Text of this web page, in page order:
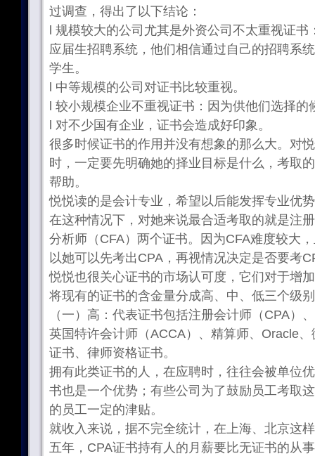
过调查，得出了以下结论：
l 规模较大的公司尤其是外资公司不太重视证
应届生招聘系统，他们相信通过自己的招聘系
学生。
l 中等规模的公司对证书比较重视。
l 较小规模企业不重视证书：因为供他们选择的
l 对不少国有企业，证书会造成好印象。
很多时候证书的作用并没有想象的那么大。对
时，一定要先明确她的择业目标是什么，考取
帮助。
悦悦读的是会计专业，希望以后能发挥专业优
在这种情况下，对她来说最合适考取的就是注
分析师（CFA）两个证书。因为CFA难度较大
以她可以先考出CPA，再视情况决定是否要考
悦悦也很关心证书的市场认可度，它们对于增
将现有的证书的含金量分成高、中、低三个级
（一）高：代表证书包括注册会计师（CPA）
英国特许会计师（ACCA）、精算师、Oracle
证书、律师资格证书。
拥有此类证书的人，在应聘时，往往会被单位
书也是一个优势；有些公司为了鼓励员工考取
的员工一定的津贴。
就收入来说，据不完全统计，在上海、北京这
五年，CPA证书持有人的月薪要比无证书的从